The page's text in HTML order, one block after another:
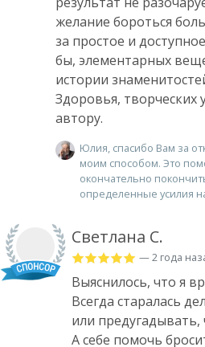
желание бороться
за простое и
бы, элементарных
истории
Здоровья, творческих
автору.
Юлия, спасибо Вам за
моим способом. Это
окончательно
определенные усилия
Светлана С.
— 2 года
Выяснилось, что я
Всегда старалась
или
А себе помочь